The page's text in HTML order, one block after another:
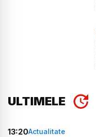
ULTIMELE
13:20Actualitate